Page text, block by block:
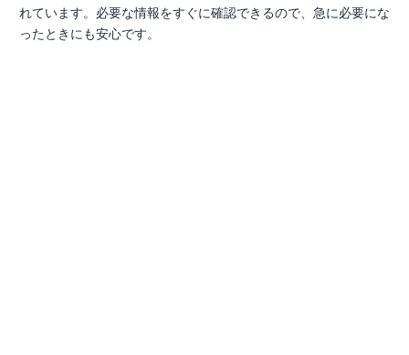
れています。必要な情報をすぐに確認できるので、急に必要にな
ったときにも安心です。